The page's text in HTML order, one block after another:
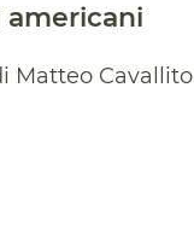
Matteo Cavallito